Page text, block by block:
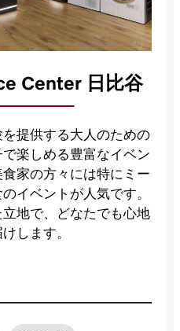
Center 日比谷
提供する大人のための
楽しめる豊富なイベン
家の方々には特にミー
イベントが人気です。
地で、どなたでも心地
します。